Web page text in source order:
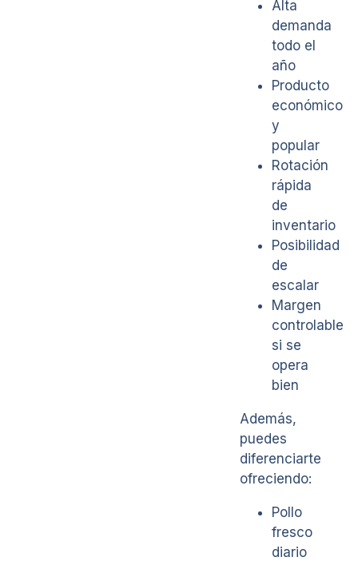
Alta
demanda
todo el
año
Producto
económico
y
popular
Rotación
rápida
de
inventario
Posibilidad
de
escalar
Margen
controlable
si se
opera
bien
Además,
puedes
diferenciarte
ofreciendo:
Pollo
fresco
diario